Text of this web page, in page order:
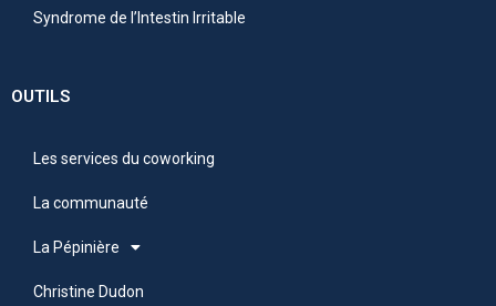
Syndrome de l’Intestin Irritable
OUTILS
Les services du coworking
La communauté
La Pépinière
Christine Dudon